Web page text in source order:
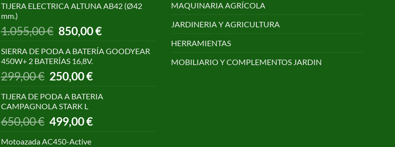
TIJERA ELECTRICA ALTUNA AB42 (Ø42
mm.)
1.055,00€ El
precio
original
era:
1.055,00 €.
850,00€El
actual
SIERRA DE PODA A BATERÍA GOODYEAR
450W+ 2 BATERÍAS 16,8V.
299,00€ El
precio
original
era:
299,00 €.
250,00€El
actual
250,00 €.
TIJERA DE PODA A BATERIA
CAMPAGNOLA STARK L
650,00€
El
precio
original
499,00€El
Motoazada AC450-Active
MAQUINARIA AGRÍCOLA
JARDINERIA Y AGRICULTURA
HERRAMIENTAS
MOBILIARIO Y COMPLEMENTOS JARDIN